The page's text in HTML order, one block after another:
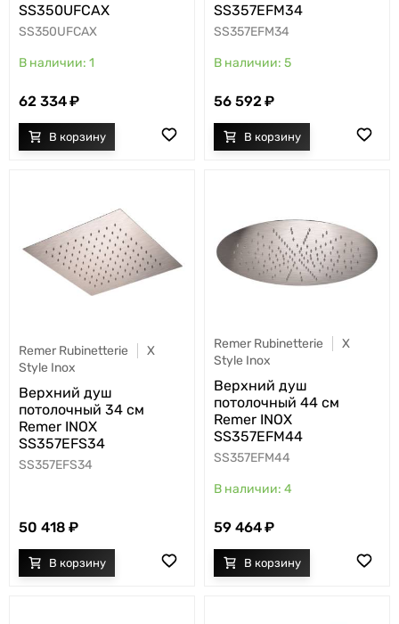
SS350UFCAX
SS350UFCAX
1
62 334
SS357EFM34
SS357EFM34
5
56 592
Remer Rubinetterie
X
Style Inox
Верхний душ
потолочный 34 см
Remer INOX
SS357EFS34
SS357EFS34
50 418
Remer Rubinetterie
X
Style Inox
Верхний душ
потолочный 44 см
Remer INOX
SS357EFM44
SS357EFM44
4
59 464